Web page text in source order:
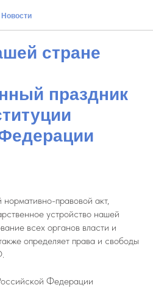
Новости
стране
праздник
правовой акт,
устройство нашей
всех органов власти и
определяет права и свободы
Федерации